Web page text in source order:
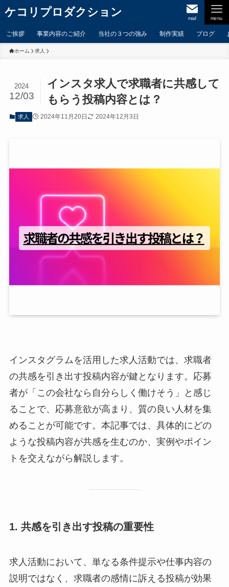
ケコリプロダクション mail menu
ご挨拶 事業内容のご紹介 当社の３つの強み 制作実績 ブログ
ホーム 求人
インスタ求人で求職者に共感して
もらう投稿内容とは？
2024
12/03
求人 2024年11月20日 2024年12月3日
インスタグラムを活用した求人活動では、求職者
の共感を引き出す投稿内容が鍵となります。応募
者が「この会社なら自分らしく働けそう」と感じ
ることで、応募意欲が高まり、質の良い人材を集
めることが可能です。本記事では、具体的にどの
ような投稿内容が共感を生むのか、実例やポイン
トを交えながら解説します。
1. 共感を引き出す投稿の重要性
求人活動において、単なる条件提示や仕事内容の
説明ではなく、求職者の感情に訴える投稿が効果